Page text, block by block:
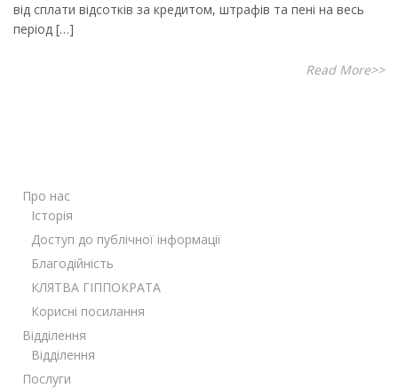
від сплати відсотків за кредитом, штрафів та пені на весь
період […]
Read More>>
Про нас
Історія
Доступ до публічної інформації
Благодійність
КЛЯТВА ГІППОКРАТА
Корисні посилання
Відділення
Відділення
Послуги